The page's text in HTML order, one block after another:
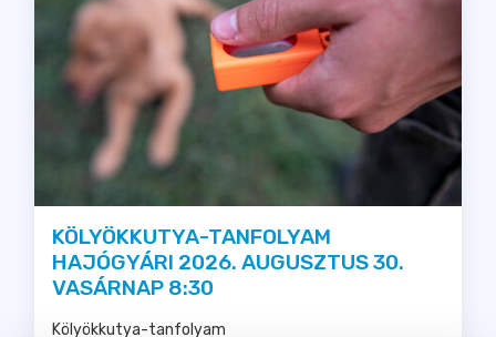
KÖLYÖKKUTYA-TANFOLYAM
HAJÓGYÁRI 2026. AUGUSZTUS 30.
VASÁRNAP 8:30
Kölyökkutya-tanfolyam